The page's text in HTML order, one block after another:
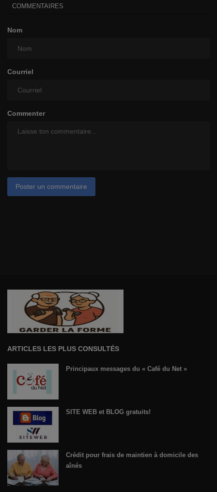
COMMENTAIRES
Nom
Courriel
Commenter
Poster un commentaire
ARTICLES LES PLUS CONSULTÉS
Principaux messages du « Café du Net »
SITE WEB et BLOG gratuits!
Crédit pour frais de maintien à domicile des
aînés